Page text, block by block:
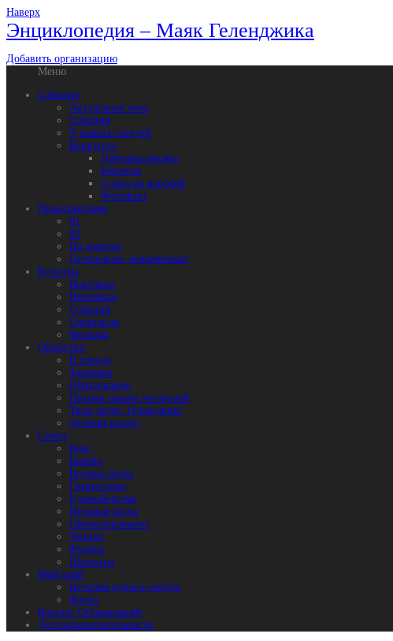
Наверх
Энциклопедия – Маяк Геленджика
Добавить организацию
Меню
События
Актуальная тема
События
У наших соседей
Конкурсы
Девушка месяца
Рецепты
Слово не воробей
Фотофакт
Происшествия
01
02
На дорогах
Осторожно: мошенники!
Культура
Выставки
Интервью
События
Спектакли
Фильмы
Общество
В городе
Здоровье
Образование
Письма наших читателей
Твои люди, Геленджик!
Особый взгляд
Спорт
Бокс
Борьба
Водные виды
Гимнастика
Единоборства
Игровые виды
Ориентирование
Теннис
Футбол
Шахматы
Мой край
История одного города
Фауна
Каталог Организаций
Достопримечательности